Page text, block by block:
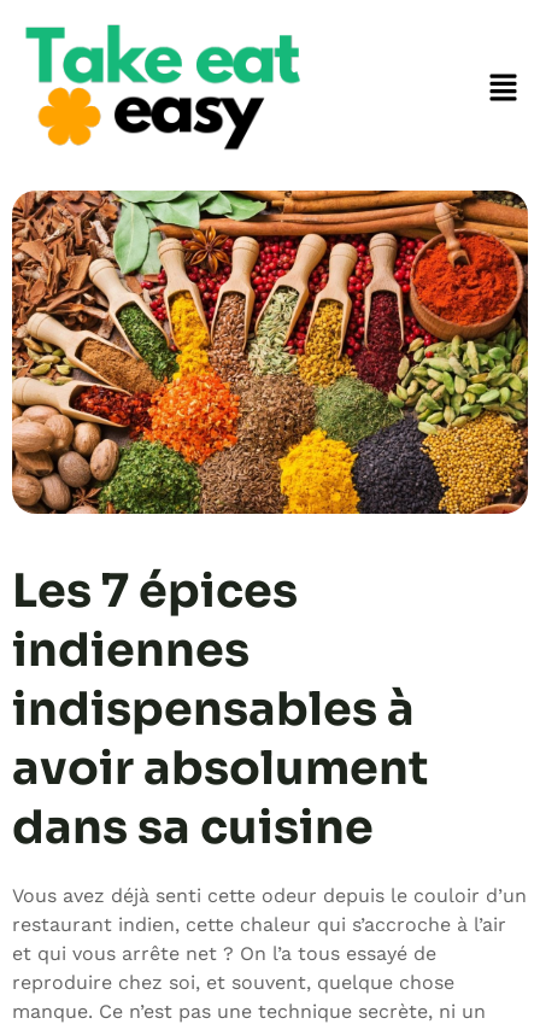
Les 7 épices
indiennes
indispensables à
avoir absolument
dans sa cuisine
Vous avez déjà senti cette odeur depuis le couloir d’un
restaurant indien, cette chaleur qui s’accroche à l’air
et qui vous arrête net ? On l’a tous essayé de
reproduire chez soi, et souvent, quelque chose
manque. Ce n’est pas une technique secrète, ni un